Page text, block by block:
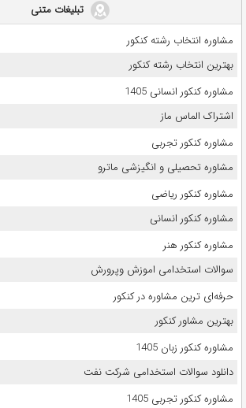
تبلیغات متنی
مشاوره انتخاب رشته کنکور
بهترین انتخاب رشته کنکور
مشاوره کنکور انسانی 1405
اشتراک الماس ماز
مشاوره کنکور تجربی
مشاوره تحصیلی و انگیزشی ماترو
مشاوره کنکور ریاضی
مشاوره کنکور انسانی
مشاوره کنکور هنر
سوالات استخدامی اموزش وپرورش
حرفه‌ای ترین مشاوره در کنکور
بهترین مشاور کنکور
مشاوره کنکور زبان 1405
دانلود سوالات استخدامی شرکت نفت
مشاوره کنکور تجربی 1405